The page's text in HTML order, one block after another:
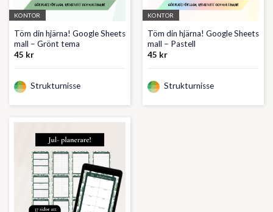
KONTOR
Töm din hjärna! Google Sheets
mall – Grönt tema
45 kr
Strukturnisse
KONTOR
Töm din hjärna! Google Sheets
mall – Pastell
45 kr
Strukturnisse